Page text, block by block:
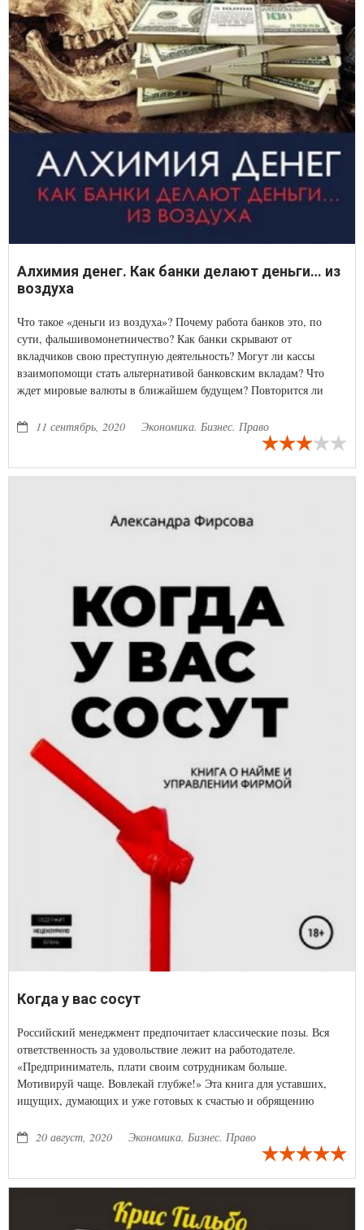
Алхимия денег. Как банки делают деньги… из
воздуха
Что такое «деньги из воздуха»? Почему работа банков это, по
сути, фальшивомонетничество? Как банки скрывают от
вкладчиков свою преступную деятельность? Могут ли кассы
взаимопомощи стать альтернативой банковским вкладам? Что
ждет мировые валюты в ближайшем будущем? Повторится ли
страшная катастрофа? Читайте и не говорите, что мы вас не
11 сентябрь, 2020 Экономика. Бизнес. Право
Когда у вас сосут
Российский менеджмент предпочитает классические позы. Вся
ответственность за удовольствие лежит на работодателе.
«Предприниматель, плати своим сотрудникам больше.
Мотивируй чаще. Вовлекай глубже!» Эта книга для уставших,
ищущих, думающих и уже готовых к счастью и обрящению
работодателя.
20 август, 2020 Экономика. Бизнес. Право